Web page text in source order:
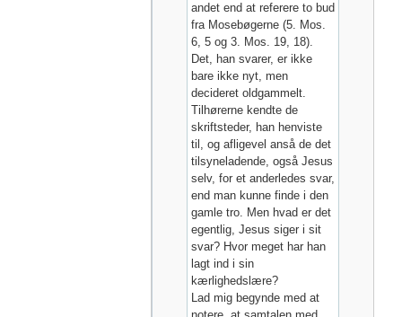
andet end at referere to bud
fra Mosebøgerne (5. Mos.
6, 5 og 3. Mos. 19, 18).
Det, han svarer, er ikke
bare ikke nyt, men
decideret oldgammelt.
Tilhørerne kendte de
skriftsteder, han henviste
til, og afligevel anså de det
tilsyneladende, også Jesus
selv, for et anderledes svar,
end man kunne finde i den
gamle tro. Men hvad er det
egentlig, Jesus siger i sit
svar? Hvor meget har han
lagt ind i sin
kærlighedslære?
Lad mig begynde med at